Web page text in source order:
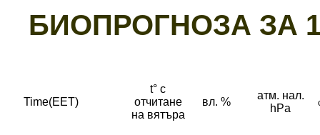
БИОПРОГНОЗА ЗА
Time(EET)
t° с
отчитане
на вятъра
вл. %
атм. нал.
hPa